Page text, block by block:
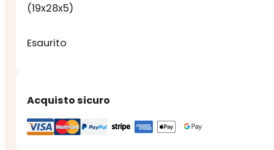
(19x28x5)
Esaurito
Acquisto sicuro